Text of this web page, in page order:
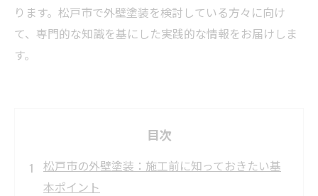
ります。松戸市で外壁塗装を検討している方々に向け
て、専門的な知識を基にした実践的な情報をお届けしま
す。
目次
松戸市の外壁塗装：施工前に知っておきたい基
本ポイント